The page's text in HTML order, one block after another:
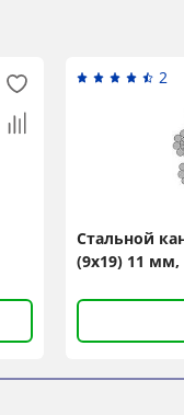
2
Стальной
(9x19) 11 мм,